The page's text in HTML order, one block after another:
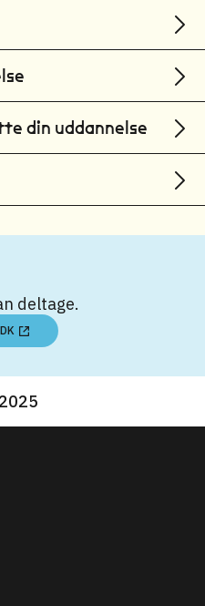
din uddannelse
deltage.